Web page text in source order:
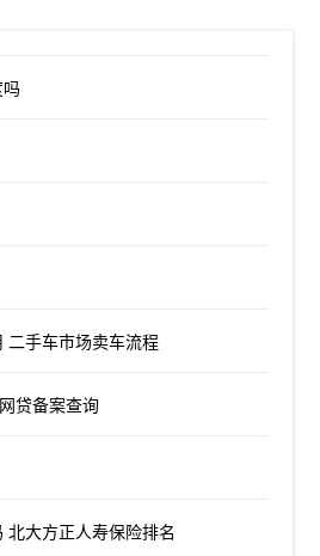
吗
二手车市场卖车流程
贷备案查询
北大方正人寿保险排名